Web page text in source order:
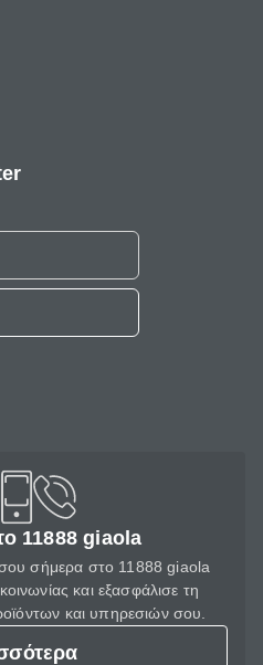
11888 giaola
σήμερα στο 11888 giaola
και εξασφάλισε τη
και υπηρεσιών σου.